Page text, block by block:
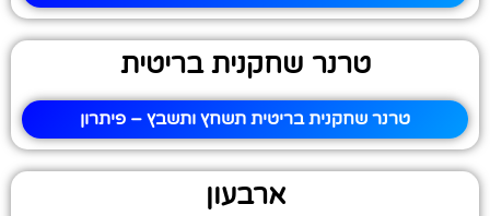
טרנר שחקנית בריטית
טרנר שחקנית בריטית תשחץ ותשבץ – פיתרון
ארבעון